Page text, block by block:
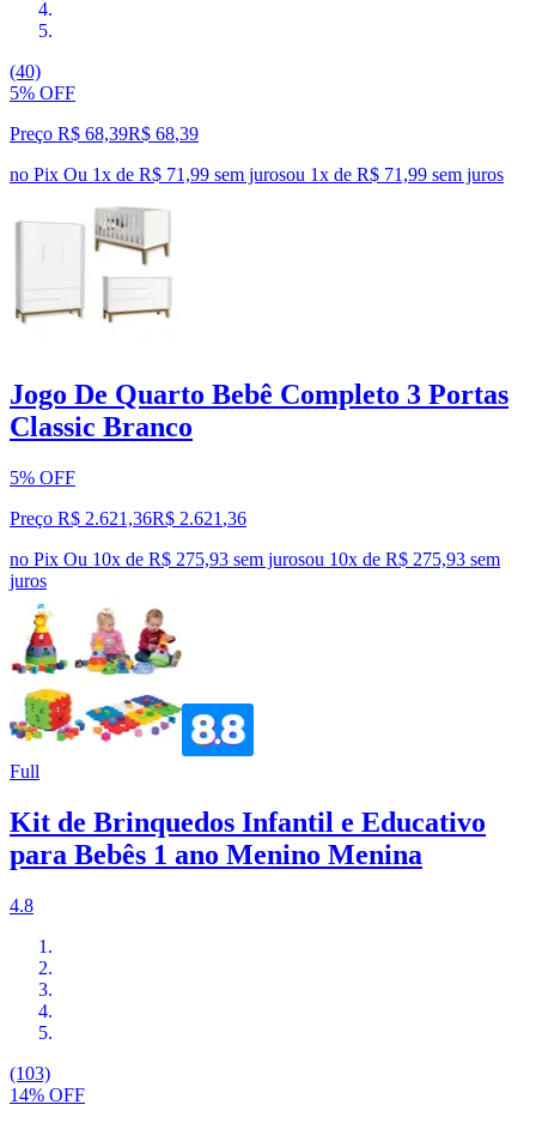
(40)
5% OFF
Preço R$ 68,39R$ 68,39
no Pix Ou 1x de R$ 71,99 sem jurosou 1x de R$ 71,99 sem juros
Jogo De Quarto Bebê Completo 3 Portas
Classic Branco
5% OFF
Preço R$ 2.621,36R$ 2.621 ,36
no Pix Ou 10x de R$ 275,93 sem jurosou 10x de R$ 275,93 sem
juros
Full
Kit de Brinquedos Infantil e Educativo
para Bebês 1 ano Menino Menina
4.8
(103)
14% OFF